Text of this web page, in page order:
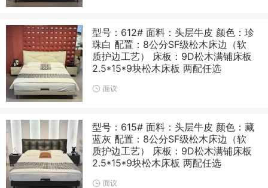
型号：612# 面料：头层牛皮 颜色：珍
珠白 配置：8公分SF级松木床边（软
质护边工艺） 床板：9D松木满铺床板
2.5*15*9块松木床板 两配任选
面议
型号：615# 面料：头层牛皮 颜色：藏
蓝灰 配置：8公分SF级松木床边（软
质护边工艺） 床板：9D松木满铺床板
2.5*15*9块松木床板 两配任选
面议